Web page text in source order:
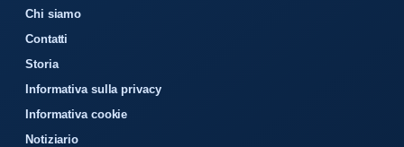
Chi siamo
Contatti
Storia
Informativa sulla privacy
Informativa cookie
Notiziario